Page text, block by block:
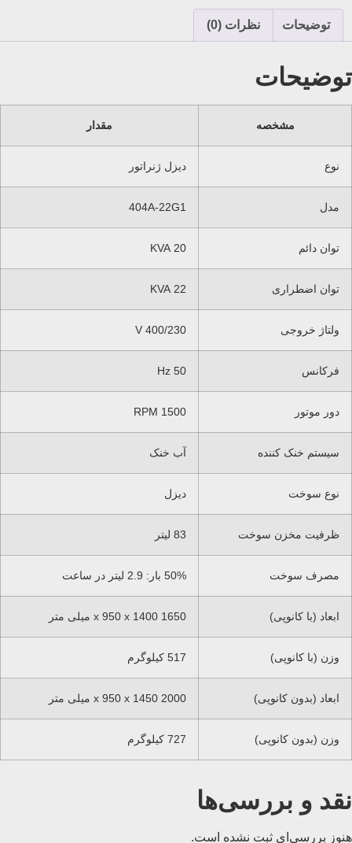
توضیحات نظرات (0)
توضیحات
مشخصه مقدار
نوع دیزل ژنراتور
مدل 404A-22G1
توان دائم 20 KVA
توان اضطراری 22 KVA
ولتاژ خروجی 400/230 V
فرکانس 50 Hz
دور موتور 1500 RPM
سیستم خنک کننده آب خنک
نوع سوخت دیزل
ظرفیت مخزن سوخت 83 لیتر
مصرف سوخت 50% بار: 2.9 لیتر در ساعت
ابعاد (با کانوپی) 1650 x 950 x 1400 میلی متر
وزن (با کانوپی) 517 کیلوگرم
ابعاد (بدون کانوپی) 2000 x 950 x 1450 میلی متر
وزن (بدون کانوپی) 727 کیلوگرم
نقد و بررسی‌ها
هنوز بررسی‌ای ثبت نشده است.